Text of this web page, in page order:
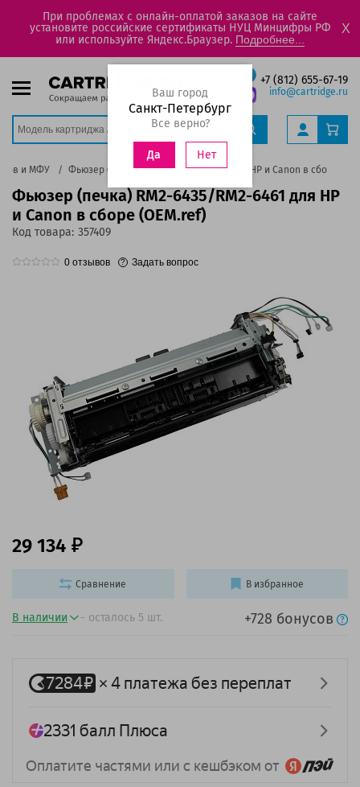
При проблемах с онлайн-оплатой заказов на сайте
установите российские сертификаты НУЦ Минцифры РФ
или используйте Яндекс.Браузер. Подробнее...
X
+7 (812) 655-67-19
info@cartridge.ru
Ваш город
Санкт-Петербург
Все верно?
Да Нет
и МФУ Фьюзер (печка) RM2-6435/RM2-6461 для HP и Canon в сборе
Фьюзер (печка) RM2-6435/RM2-6461 для HP
и Canon в сборе (OEM.ref)
Код товара: 357409
0 отзывов Задать вопрос
В наличии - осталось 5 шт. +728 бонусов
29 134
Сравнение В избранное